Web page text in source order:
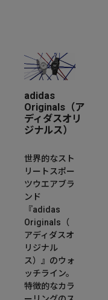
adidas
Originals（ア
ディダスオリ
ジナルス）
世界的なスト
リートスポー
ツウエアブラ
ンド
『adidas
Originals（
アディダスオ
リジナル
ス）』のウォ
ッチライン。
特徴的なカラ